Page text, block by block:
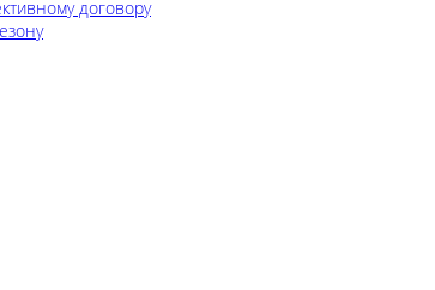
договору